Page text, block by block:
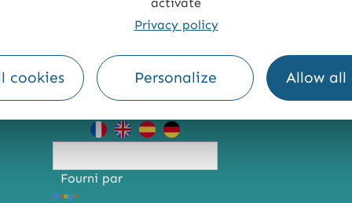
Privacy policy
cookies Personalize Allow all
ACCESSIBILITÉ : NON CONFORME PRESSE PRO
Fourni par